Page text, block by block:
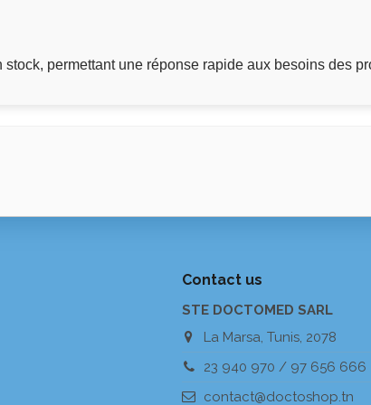
permettant une réponse rapide aux besoins des
Contact us
STE DOCTOMED SARL
La Marsa, Tunis, 2078
23 940 970 / 97 656 666
contact@doctoshop.tn